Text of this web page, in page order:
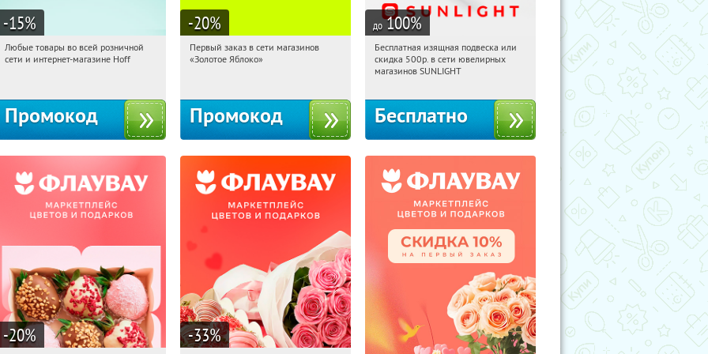
-15%
23:35:22 Получили:
Любые товары во всей розничной
сети и интернет-магазине Hoff
Промокод
-20%
23:35:22
Получи первым!
Первый заказ в сети магазинов
«Золотое Яблоко»
Промокод
до 100%
23:35:22 Получили:
Россия
Бесплатная изящная подвеска или
скидка 500р. в сети ювелирных
магазинов SUNLIGHT
Бесплатно
-20% -33%